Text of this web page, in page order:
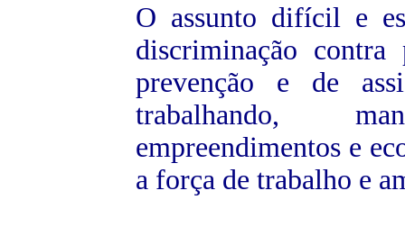
O assunto difícil e
discriminação
prevenção e de
trabalhando,
empreendimentos e
a força de trabalho e